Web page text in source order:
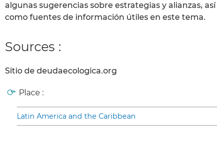
algunas sugerencias sobre estrategias y alianzas, así
como fuentes de información útiles en este tema.
Sources :
Sitio de deudaecologica.org
Place :
Latin America and the Caribbean